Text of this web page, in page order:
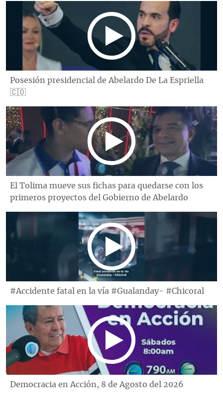
Posesión presidencial de Abelardo De La Espriella
🇨🇴
El Tolima mueve sus fichas para quedarse con los
primeros proyectos del Gobierno de Abelardo
#Accidente fatal en la vía #Gualanday- #Chicoral
Democracia en Acción, 8 de Agosto del 2026